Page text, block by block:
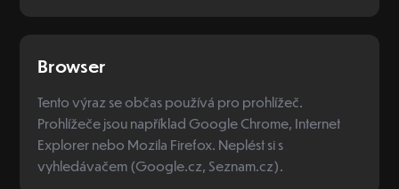
Browser
Tento výraz se občas používá pro prohlížeč.
Prohlížeče jsou například Google Chrome, Internet
Explorer nebo Mozila Firefox. Neplést si s
vyhledávačem (Google.cz, Seznam.cz).